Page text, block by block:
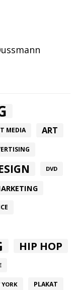
MEDIA ART
DVD
HIP HOP
YORK PLAKAT